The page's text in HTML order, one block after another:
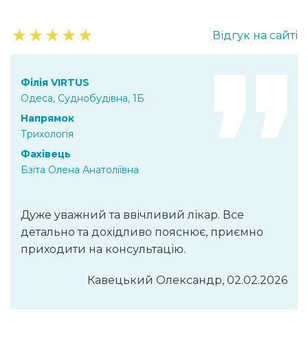
★★★★★ Відгук на сайті
Філія VIRTUS
Одеса, Суднобудівна, 1Б
Напрямок
Трихологія
Фахівець
Бзіта Олена Анатоліївна
Дуже уважний та ввічливий лікар. Все
детально та дохідливо пояснює, приємно
приходити на консультацію.
Кавецький Олександр, 02.02.2026